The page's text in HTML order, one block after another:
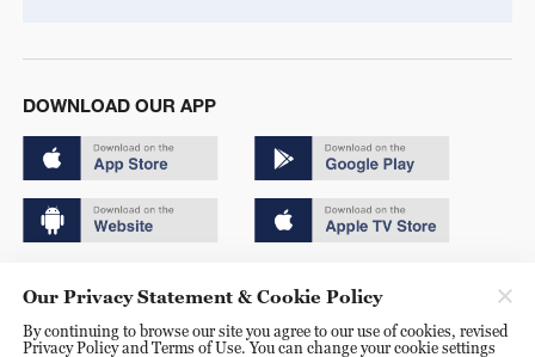
DOWNLOAD OUR APP
京ICP备20000184号
Our Privacy Statement & Cookie Policy
By continuing to browse our site you agree to our use of cookies, revised
Privacy Policy and Terms of Use. You can change your cookie settings